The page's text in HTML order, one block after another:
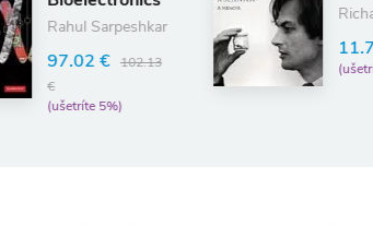
Richard Dawkins
11.74 € 12.36 €
(ušetríte 5%)